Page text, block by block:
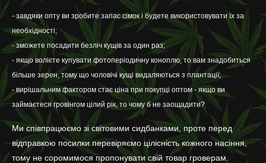
- завдяки опту ви зробите запас сімок і будете використовувати їх за
необхідності;
- зможете посадити безліч кущів за один раз;
- якщо волієте купувати фотоперіодичну коноплю, то вам знадобиться
більше зерен, тому що чоловічі кущі видаляються з плантації;
- вирішальним фактором стає ціна при покупці оптом - якщо ви
займаєтеся гровінгом цілий рік, то чому б не заощадити?
Ми співпрацюємо зі світовими сидбанками, проте перед
відправкою посилки перевіряємо цілісність кожного насіння,
тому не соромимося пропонувати свій товар гроверам.